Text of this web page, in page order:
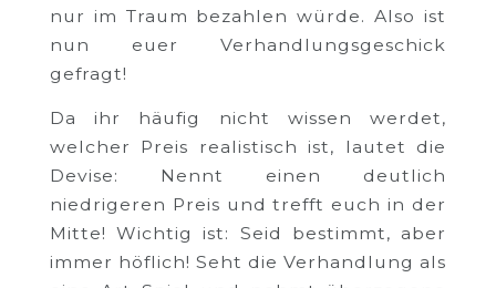
nur im Traum bezahlen würde. Also ist
nun euer Verhandlungsgeschick
gefragt!
Da ihr häufig nicht wissen werdet,
welcher Preis realistisch ist, lautet die
Devise: Nennt einen deutlich
niedrigeren Preis und trefft euch in der
Mitte! Wichtig ist: Seid bestimmt, aber
immer höflich! Seht die Verhandlung als